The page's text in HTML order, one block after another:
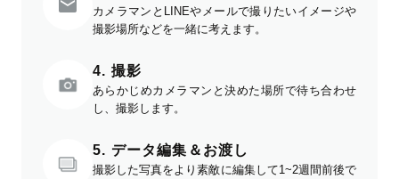
カメラマンとLINEやメールで撮りたいイメージや
撮影場所などを一緒に考えます。
4. 撮影
あらかじめカメラマンと決めた場所で待ち合わせ
し、撮影します。
5. データ編集＆お渡し
撮影した写真をより素敵に編集して1~2週間前後で